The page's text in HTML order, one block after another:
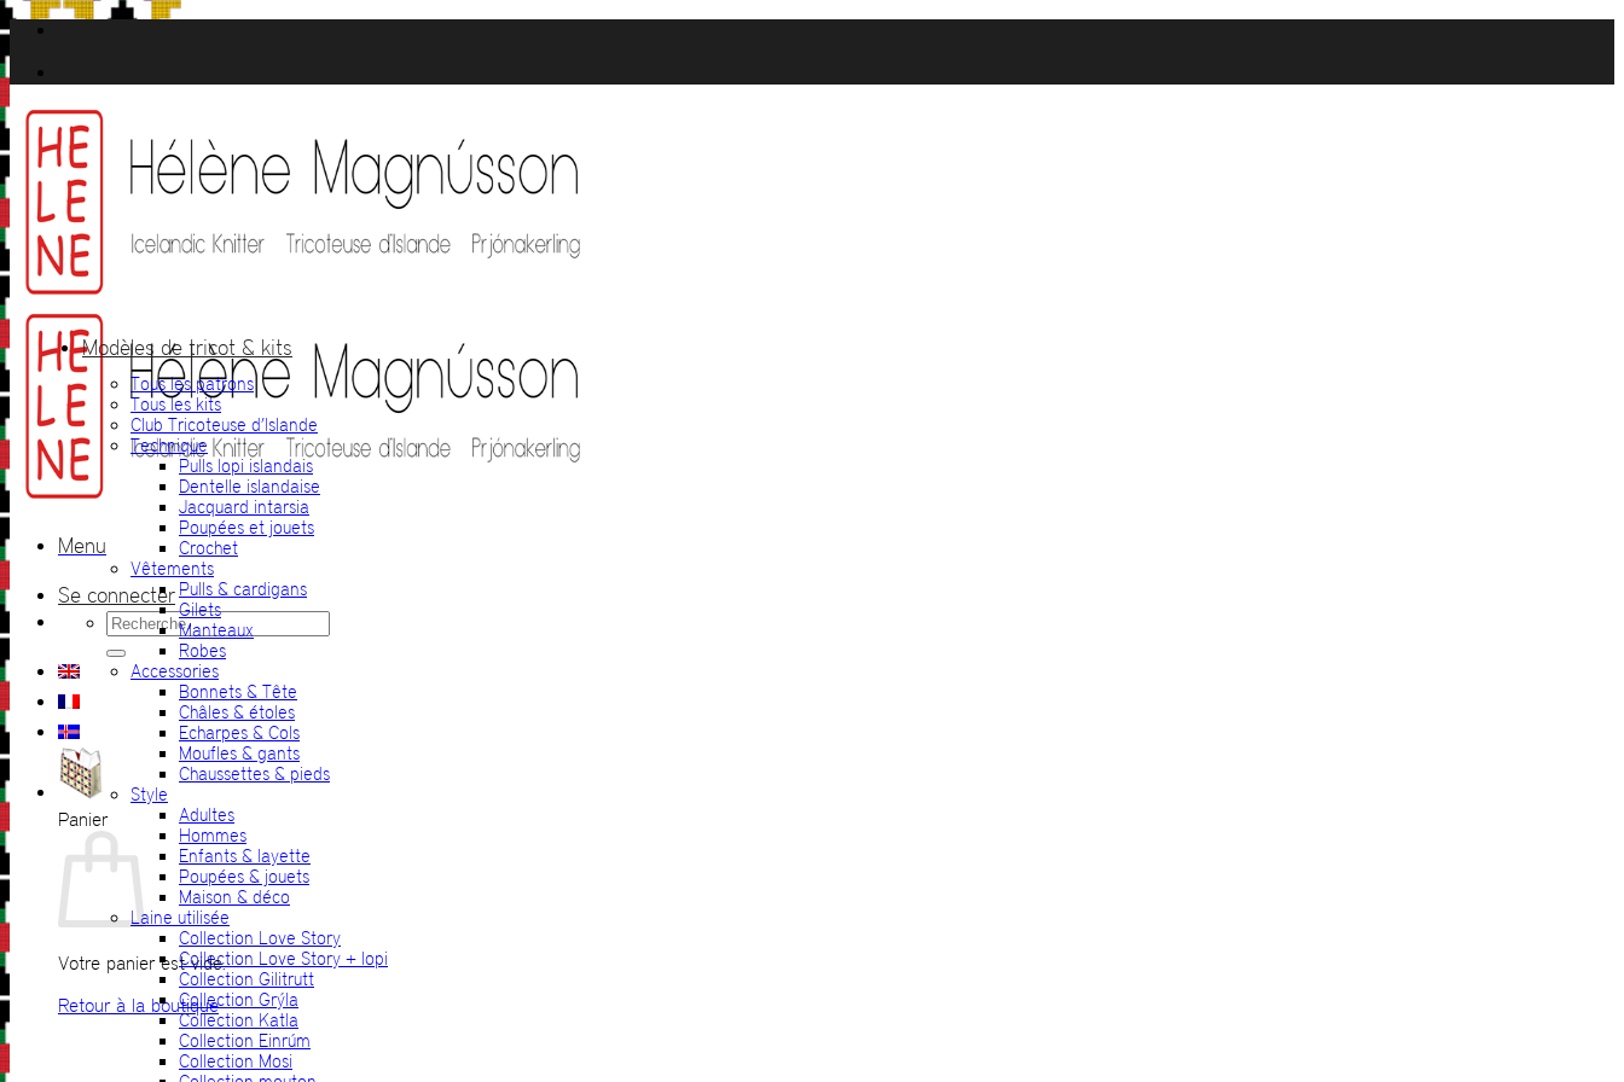
Passer
au
contenu
Menu
Se connecter
Recherche
pour :
Panier
Votre panier est vide.
Retour à la boutique
Modèles de tricot & kits
Tous les patrons
Tous les kits
Club Tricoteuse d’Islande
Technique
Pulls lopi islandais
Dentelle islandaise
Jacquard intarsia
Poupées et jouets
Crochet
Vêtements
Pulls & cardigans
Gilets
Manteaux
Robes
Accessories
Bonnets & Tête
Châles & étoles
Echarpes & Cols
Moufles & gants
Chaussettes & pieds
Style
Adultes
Hommes
Enfants & layette
Poupées & jouets
Maison & déco
Laine utilisée
Collection Love Story
Collection Love Story + lopi
Collection Gilitrutt
Collection Grýla
Collection Katla
Collection Einrúm
Collection Mosi